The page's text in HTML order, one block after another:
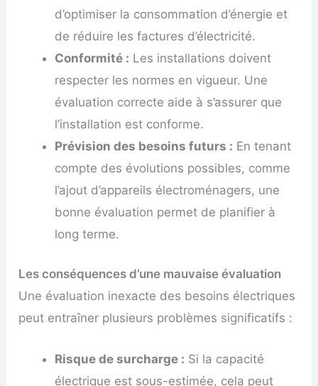
d’optimiser la consommation d’énergie et
de réduire les factures d’électricité.
Conformité : Les installations doivent
respecter les normes en vigueur. Une
évaluation correcte aide à s’assurer que
l’installation est conforme.
Prévision des besoins futurs : En tenant
compte des évolutions possibles, comme
l’ajout d’appareils électroménagers, une
bonne évaluation permet de planifier à
long terme.
Les conséquences d’une mauvaise évaluation
Une évaluation inexacte des besoins électriques
peut entraîner plusieurs problèmes significatifs :
Risque de surcharge : Si la capacité
électrique est sous-estimée, cela peut